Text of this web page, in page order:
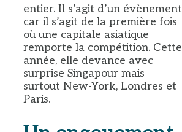
entier. Il s’agit d’un évènement
car il s’agit de la première fois
où une capitale asiatique
remporte la compétition. Cette
année, elle devance avec
surprise Singapour mais
surtout New-York, Londres et
Paris.